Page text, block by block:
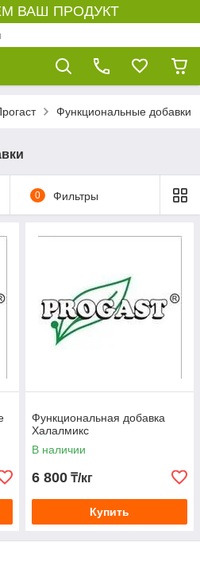
ВАШ ПРОДУКТ
Функциональные добавки
0 Фильтры
Функциональная добавка
Халалмикс
В наличии
6 800 ₸/кг
Купить